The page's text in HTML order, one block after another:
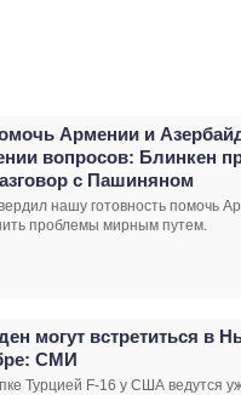
Армении и
вопросов: Блинкен
с Пашиняном
нашу готовность помочь
проблемы мирным путем.
могут встретиться в
СМИ
Турцией F-16 у США ведутся